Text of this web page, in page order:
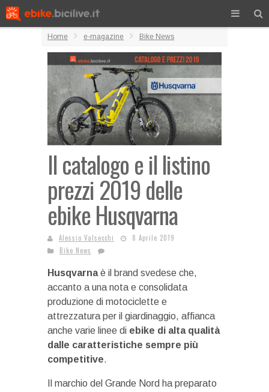
Home e-magazine Bike News
Il catalogo e il listino
prezzi 2019 delle
ebike Husqvarna
Alessio Valsecchi
8 Aprile 2019
Bike News
Husqvarnaè il brand svedese che,
accanto a una nota e consolidata
produzione di motociclette e
attrezzatura per il giardinaggio, affianca
anche varie linee di ebike di alta qualità
dalle caratteristiche sempre più
competitive.
Il marchio del Grande Nord ha preparato